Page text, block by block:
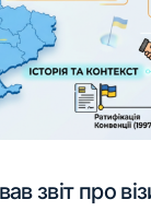
звіт про